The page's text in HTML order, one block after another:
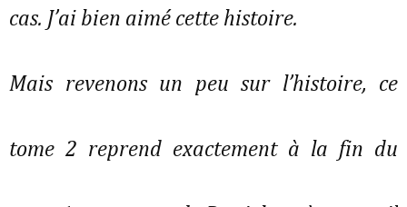
cas. J’ai bien aimé cette histoire.
Mais revenons un peu sur l’histoire, ce
tome 2 reprend exactement à la fin du